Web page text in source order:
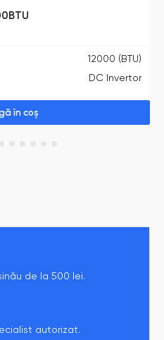
12000 (BTU)
DC Invertor
în coș
de la 500 lei.
autorizat.